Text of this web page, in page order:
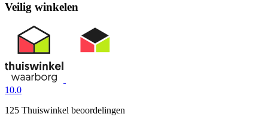
Veilig winkelen
10.0
125 Thuiswinkel beoordelingen